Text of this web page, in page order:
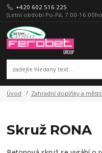
+420 602 516 225
(Letní období Po-Pá, 7:00-
Úvod Zahradní doplňky a
Skruž RONA